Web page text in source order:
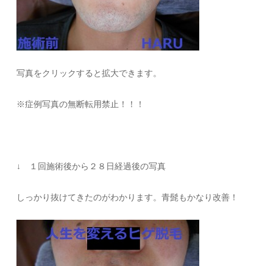
写真をクリックすると拡大できます。
※症例写真の無断転用禁止！！！
↓ １回施術後から２８日経過後の写真
しっかり抜けてきたのがわかります。青髭もかなり改善！